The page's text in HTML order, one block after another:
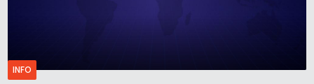
INFO